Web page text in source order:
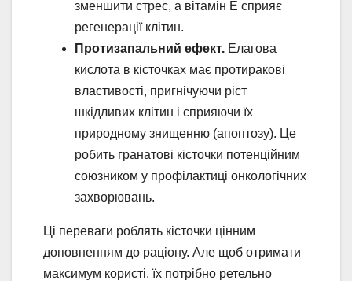
зменшити стрес, а вітамін Е сприяє
регенерації клітин.
Протизапальний ефект. Елагова
кислота в кісточках має протиракові
властивості, пригнічуючи ріст
шкідливих клітин і сприяючи їх
природному знищенню (апоптозу). Це
робить гранатові кісточки потенційним
союзником у профілактиці онкологічних
захворювань.
Ці переваги роблять кісточки цінним
доповненням до раціону. Але щоб отримати
максимум користі, їх потрібно ретельно